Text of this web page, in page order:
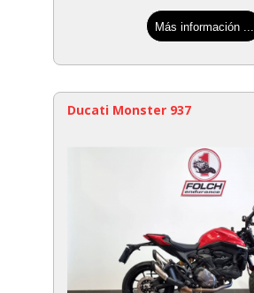
Más información ...
Ducati Monster 937